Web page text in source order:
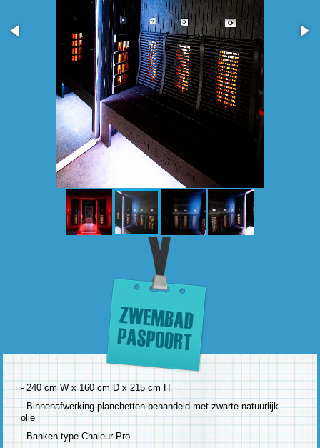
- 240 cm W x 160 cm D x 215 cm H
- Binnenafwerking planchetten behandeld met zwarte natuurlijk
olie
- Banken type Chaleur Pro